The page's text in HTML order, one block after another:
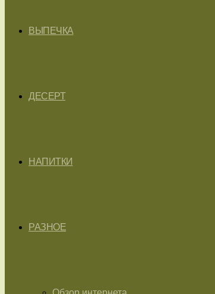
ВЫПЕЧКА
ДЕСЕРТ
НАПИТКИ
РАЗНОЕ